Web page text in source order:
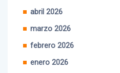
abril 2026
marzo 2026
febrero 2026
enero 2026